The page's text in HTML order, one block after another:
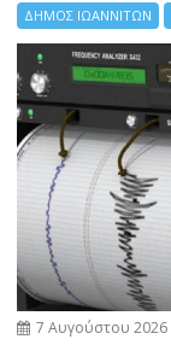
ΔΗΜΟΣ ΙΩΑΝΝΙΤΩΝ
7 Αυγούστου 2026